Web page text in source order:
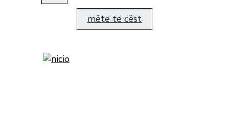
mëte te cëst